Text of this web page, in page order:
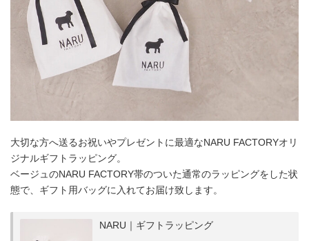
大切な方へ送るお祝いやプレゼントに最適なNARU FACTORYオリ
ジナルギフトラッピング。
ベージュのNARU FACTORY帯のついた通常のラッピングをした状
態で、ギフト用バッグに入れてお届け致します。
NARU｜ギフトラッピング